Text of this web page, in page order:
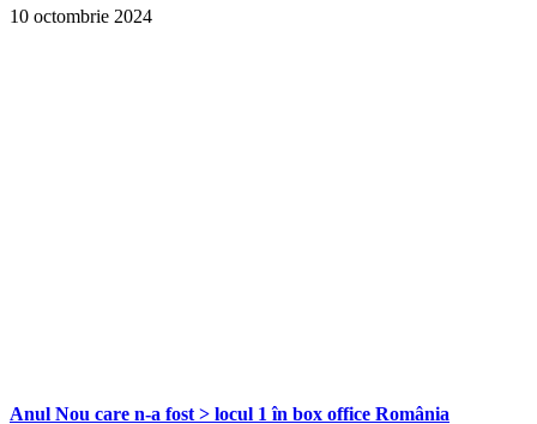
10 octombrie 2024
Anul Nou care n-a fost > locul 1 în box office România